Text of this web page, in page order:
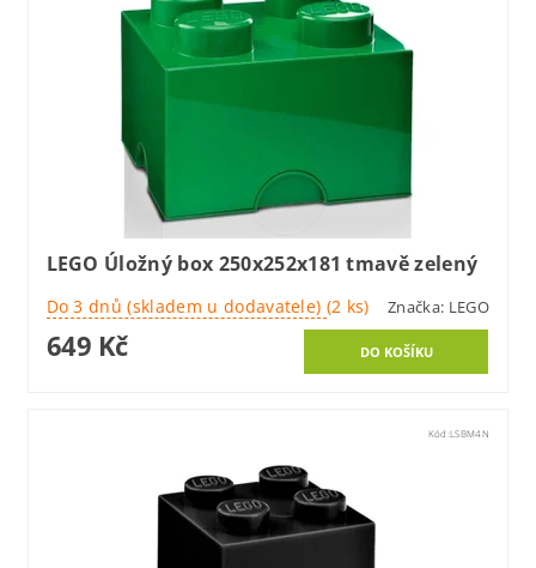
LEGO Úložný box 250x252x181 tmavě zelený
Do 3 dnů (skladem u dodavatele) (2 ks) Značka: LEGO
649 Kč
Kód:LSBM4N